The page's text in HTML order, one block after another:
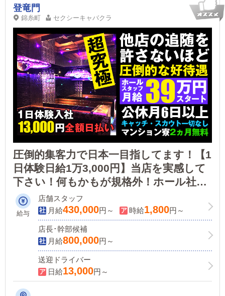
登竜門
錦糸町 セクシーキャバクラ
圧倒的集客力で日本一目指してます！【1
日体験日給1万3,000円】当店を実感して
下さい！何もかもが規格外！ホール社員
月給43万円以上～！アルバイト時給
1,800円以上～！送りドライバー日給
13,000円以上～同時募集中！
給与
店舗スタッフ
月給430,000円～ 時給1,800円～
店長･幹部候補
月給800,000円～
送迎ドライバー
日給13,000円～